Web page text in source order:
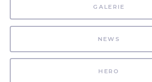
GALERIE
NEWS
HERO